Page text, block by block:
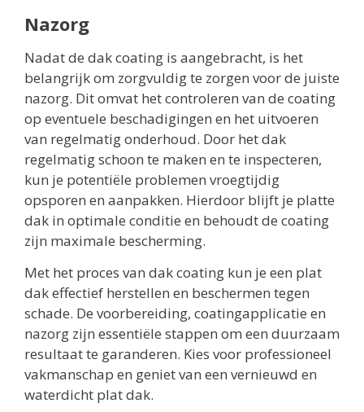
Nazorg
Nadat de dak coating is aangebracht, is het
belangrijk om zorgvuldig te zorgen voor de juiste
nazorg. Dit omvat het controleren van de coating
op eventuele beschadigingen en het uitvoeren
van regelmatig onderhoud. Door het dak
regelmatig schoon te maken en te inspecteren,
kun je potentiële problemen vroegtijdig
opsporen en aanpakken. Hierdoor blijft je platte
dak in optimale conditie en behoudt de coating
zijn maximale bescherming.
Met het proces van dak coating kun je een plat
dak effectief herstellen en beschermen tegen
schade. De voorbereiding, coatingapplicatie en
nazorg zijn essentiële stappen om een duurzaam
resultaat te garanderen. Kies voor professioneel
vakmanschap en geniet van een vernieuwd en
waterdicht plat dak.